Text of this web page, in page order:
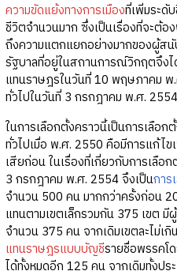
ความขัดแย้งทางการเมืองที่เพิ่มระดั
ชีวิตจำนวนมาก ซึ่งเป็นเรื่องที่จะต้
ถึงความแตกแยกอย่างมากของผู้ส
รัฐบาลที่อยู่ในสถานการณ์วิกฤตจึง
แทนราษฎรในวันที่ 10 พฤษภาคม พ
ทั่วไปในวันที่ 3 กรกฎาคม พ.ศ. 2554
ในการเลือกตั้งคราวนี้เป็นการเลือ
ทั่วไปเมื่อ พ.ศ. 2550 คือมีการแก้ไ
เสียก่อน ในเรื่องที่เกี่ยวกับการเลือ
3 กรกฎาคม พ.ศ. 2554 จึงเป็นการ
จำนวน 500 คน มากกว่าครั้งก่อน
แทนตามเขตเล็กรวมกัน 375 เขต
จำนวน 375 คน จากเดิมเขตละไม่เ
แทนราษฎรแบบบัญชีรายชื่อพรรคโ
ได้ทั้งหมดอีก 125 คน จากเดิมทั้งปร